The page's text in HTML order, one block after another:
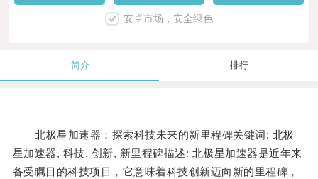
安卓市场，安全绿色
简介 排行
北极星加速器：探索科技未来的新里程碑关键词: 北极
星加速器, 科技, 创新, 新里程碑描述: 北极星加速器是近年来
备受瞩目的科技项目，它意味着科技创新迈向新的里程碑，